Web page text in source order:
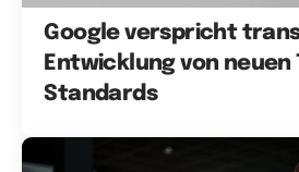
Google verspricht
Entwicklung von neuen
Standards